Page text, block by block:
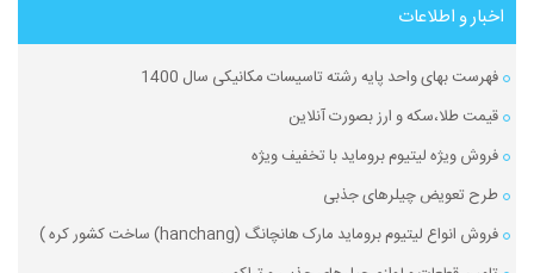
اخبار و اطلاعات
فهرست بهای واحد پایه رشته تاسیسات مکانیکی سال 1400
قیمت طلا،سکه و ارز بصورت آنلاین
فروش ویژه لیتیوم بروماید با تخفیف ویژه
طرح تعویض چیلرهای جذبی
فروش انواع لیتیوم بروماید مارک هانچانگ (hanchang) ساخت کشور کره )